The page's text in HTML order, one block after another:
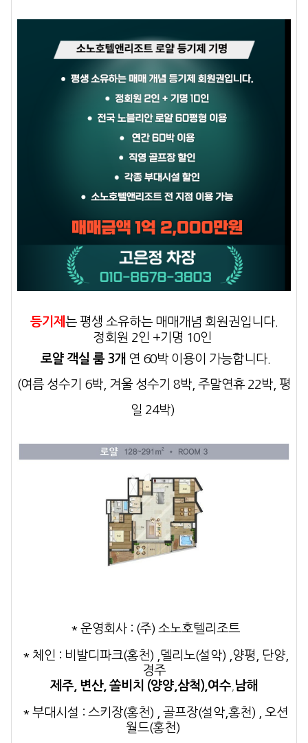
등기제 는 평생 소유하는 매매개념 회원권입니다.
정회원 2인 +기명 10인
로얄 객실 룸 3개 연 60박 이용이 가능합니다.
(여름 성수기 6박, 겨울 성수기 8박, 주말연휴 22박, 평
일 24박)
* 운영회사 : (주) 소노호텔리조트
* 체인 : 비발디파크(홍천) ,델리노(설악) ,양평, 단양,
경주
제주, 변산, 쏠비치 (양양,삼척),여수 남해
* 부대시설 : 스키장(홍천) , 골프장(설악,홍천) , 오션
월드(홍천)